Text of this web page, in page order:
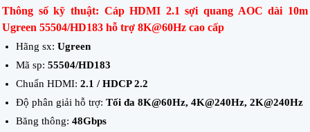
Thông số kỹ thuật: Cáp HDMI 2.1 sợi quang AOC dài 10m
Ugreen 55504/HD183 hỗ trợ 8K@60Hz cao cấp
Hãng sx: Ugreen
Mã sp: 55504/HD183
Chuẩn HDMI: 2.1 / HDCP 2.2
Độ phân giải hỗ trợ: Tối đa 8K@60Hz, 4K@240Hz, 2K@240Hz
Băng thông: 48Gbps